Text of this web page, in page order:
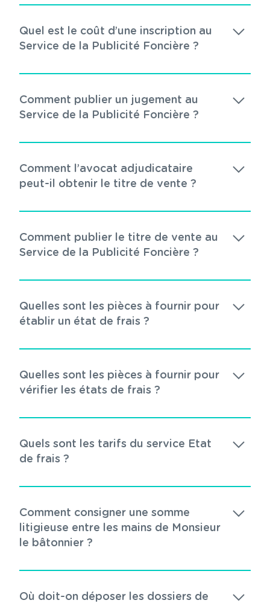
Quel est le coût d’une inscription au
Service de la Publicité Foncière ?
Comment publier un jugement au
Service de la Publicité Foncière ?
Comment l’avocat adjudicataire
peut-il obtenir le titre de vente ?
Comment publier le titre de vente au
Service de la Publicité Foncière ?
Quelles sont les pièces à fournir pour
établir un état de frais ?
Quelles sont les pièces à fournir pour
vérifier les états de frais ?
Quels sont les tarifs du service Etat
de frais ?
Comment consigner une somme
litigieuse entre les mains de Monsieur
le bâtonnier ?
Où doit-on déposer les dossiers de